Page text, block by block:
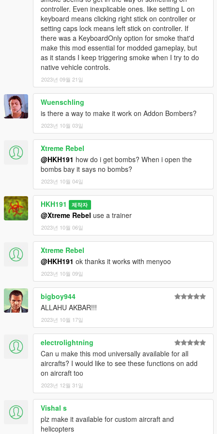
controller. Even inexplicable ones. like setting L on
keyboard means clicking right stick on controller or
setting caps lock means left stick on controller. If
there was a KeyboardOnly option for smoke that'd
make this mod essential for modded gameplay, but
as it stands I keep triggering smoke when I try to do
native vehicle controls.
2023년 09월 21일
Wuenschling
is there a way to make it work on Addon Bombers?
2023년 10월 03일
Xtreme Rebel
@HKH191 how do i get bombs? When i open the
bombs bay it says no bombs?
2023년 10월 04일
HKH191 제작자
@Xtreme Rebel use a trainer
2023년 10월 06일
Xtreme Rebel
@HKH191 ok thanks it works with menyoo
2023년 10월 09일
bigboy944
ALLAHU AKBAR!!!
2023년 10월 17일
electrolightning
Can u make this mod universally available for all
aircrafts? I would like to see these functions on add
on aircraft too
2023년 12월 31일
Vishal s
plz make it available for custom aircraft and
helicopters